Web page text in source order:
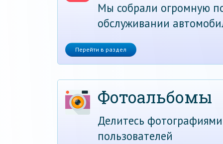
Мы собрали огромную
обслуживании
Перейти в раздел
Фотоальбомы
Делитесь
пользователей